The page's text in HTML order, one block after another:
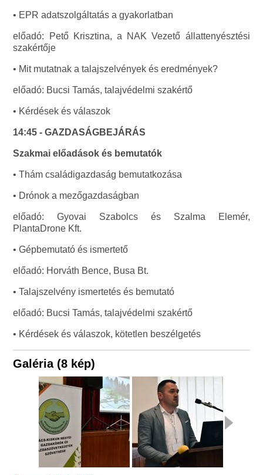
• EPR adatszolgáltatás a gyakorlatban
előadó: Pető Krisztina, a NAK Vezető állattenyésztési
szakértője
• Mit mutatnak a talajszelvények és eredmények?
előadó: Bucsi Tamás, talajvédelmi szakértő
• Kérdések és válaszok
14:45 - GAZDASÁGBEJÁRÁS
Szakmai előadások és bemutatók
• Thám családigazdaság bemutatkozása
• Drónok a mezőgazdaságban
előadó: Gyovai Szabolcs és Szalma Elemér,
PlantaDrone Kft.
• Gépbemutató és ismertető
előadó: Horváth Bence, Busa Bt.
• Talajszelvény ismertetés és bemutató
előadó: Bucsi Tamás, talajvédelmi szakértő
• Kérdések és válaszok, kötetlen beszélgetés
Galéria (8 kép)